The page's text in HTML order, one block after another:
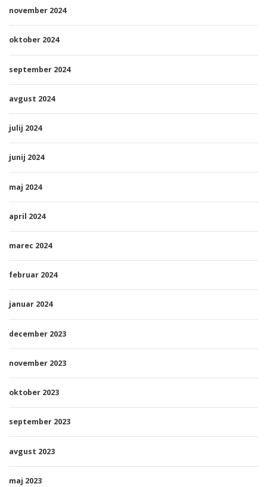
november 2024
oktober 2024
september 2024
avgust 2024
julij 2024
junij 2024
maj 2024
april 2024
marec 2024
februar 2024
januar 2024
december 2023
november 2023
oktober 2023
september 2023
avgust 2023
maj 2023